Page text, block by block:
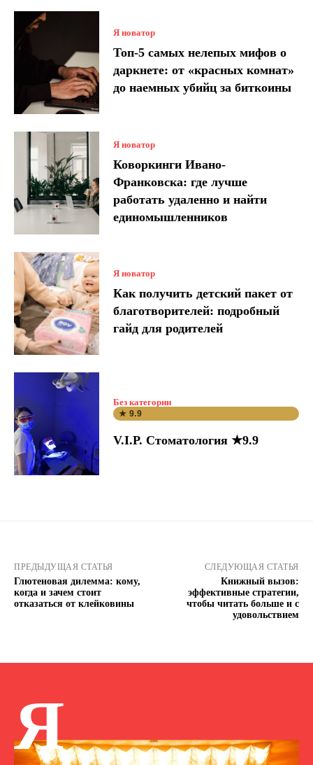
Я новатор
Топ-5 самых нелепых мифов о
даркнете: от «красных комнат»
до наемных убийц за биткоины
Я новатор
Коворкинги Ивано-
Франковска: где лучше
работать удаленно и найти
единомышленников
Я новатор
Как получить детский пакет от
благотворителей: подробный
гайд для родителей
Без категории
★ 9.9
V.I.P. Стоматология ★9.9
ПРЕДЫДУЩАЯ СТАТЬЯ
Глютеновая дилемма: кому,
когда и зачем стоит
отказаться от клейковины
СЛЕДУЮЩАЯ СТАТЬЯ
Книжный вызов:
эффективные стратегии,
чтобы читать больше и с
удовольствием
Я